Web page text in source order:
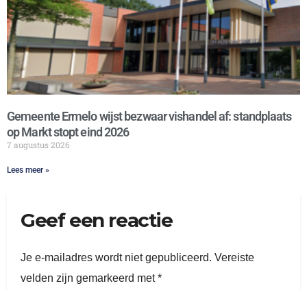
Gemeente Ermelo wijst bezwaar vishandel af: standplaats
op Markt stopt eind 2026
7 augustus 2026
Lees meer »
Geef een reactie
Je e-mailadres wordt niet gepubliceerd. Vereiste
velden zijn gemarkeerd met*